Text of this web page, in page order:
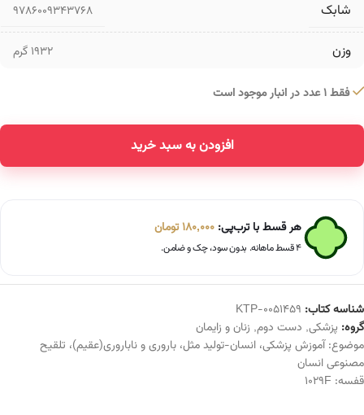
شابک 9786009343768
وزن 1932 گرم
فقط 1 عدد در انبار موجود است
افزودن به سبد خرید
هر قسط با ترب‌پی: 180,000تومان
۴ قسط ماهانه. بدون سود، چک و ضامن.
شناسه کتاب: KTP-0051459
گروه: پزشکی, دست دوم, زنان و زایمان
موضوع:آموزش پزشکی، انسان-تولید مثل، باروری و ناباروری(عقیم)، تلقیح
مصنوعی انسان
قفسه: 1029F